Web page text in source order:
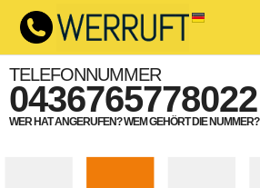
TELEFONNUMMER
0436765778022
WER HAT ANGERUFEN? WEM GEHÖRT DIE NUMMER?